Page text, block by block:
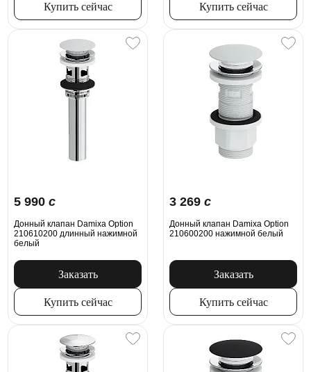
Купить сейчас Купить сейчас
5 990 c
Донный клапан Damixa Option
210610200 длинный нажимной
белый
Заказать
Купить сейчас
3 269 c
Донный клапан Damixa Option
210600200 нажимной белый
Заказать
Купить сейчас